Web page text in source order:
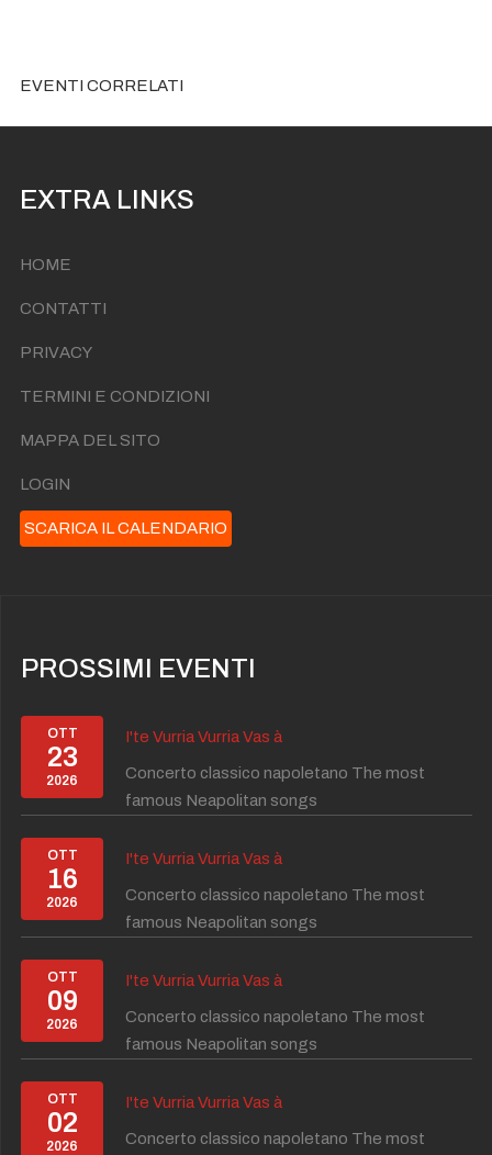
EVENTI CORRELATI
EXTRA LINKS
HOME
CONTATTI
PRIVACY
TERMINI E CONDIZIONI
MAPPA DEL SITO
LOGIN
SCARICA IL CALENDARIO
PROSSIMI EVENTI
OTT
23
2026
I'te Vurria Vurria Vas à
Concerto classico napoletano The most
famous Neapolitan songs
OTT
16
2026
I'te Vurria Vurria Vas à
Concerto classico napoletano The most
famous Neapolitan songs
OTT
09
2026
I'te Vurria Vurria Vas à
Concerto classico napoletano The most
famous Neapolitan songs
OTT
02
2026
I'te Vurria Vurria Vas à
Concerto classico napoletano The most